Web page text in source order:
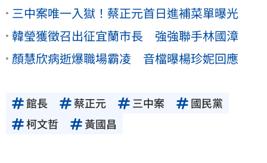
三中案唯一入獄！蔡正元首日進補菜單曝光
韓瑩獲徵召出征宜蘭市長 強強聯手林國漳
顏慧欣病逝爆職場霸凌 音檔曝楊珍妮回應
館長 蔡正元 三中案
國民黨
柯文哲
黃國昌